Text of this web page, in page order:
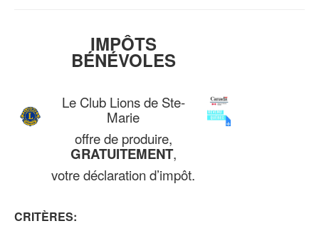
IMPÔTS
BÉNÉVOLES
Le Club Lions de Ste-
Marie
offre de produire,
GRATUITEMENT,
votre déclaration d’impôt.
CRITÈRES: